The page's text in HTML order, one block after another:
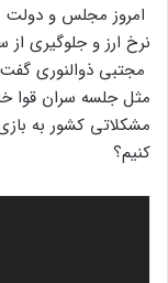
امروز مجلس و دولت
نرخ ارز و جلوگیری
مجتبی ذوالنوری
مثل جلسه سران قوا
مشکلاتی کشور به
کنیم؟